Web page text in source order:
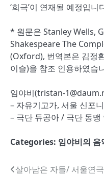
‘희극’이 연재될 예정입니
* 원문은 Stanley Wells,
Shakespeare The
(Oxford), 번역본은 김정
이슬)을 참조 인용하였습
임야비(tristan-
– 자유기고가, 서울 신포
– 극단 듀공아 / 극단 동
Categories: 임야비의 음
글살아남은 자들/ 서울연